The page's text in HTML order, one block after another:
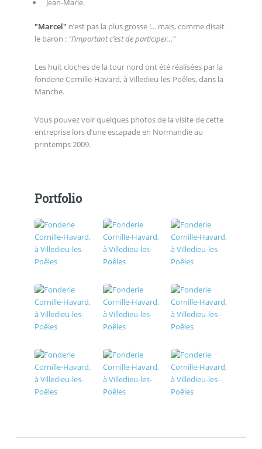
Jean-Marie.
"Marcel" n’est pas la plus grosse !... mais, comme disait
le baron : "l’important c’est de participer..."
Les huit cloches de la tour nord ont été réalisées par la
fonderie Cornille-Havard, à Villedieu-les-Poêles, dans la
Manche.
Vous pouvez voir quelques photos de la visite de cette
entreprise lors d’une escapade en Normandie au
printemps 2009.
Portfolio